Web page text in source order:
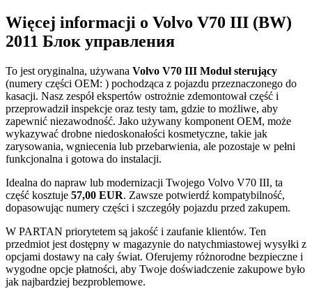
Więcej informacji o Volvo V70 III (BW)
2011 Блок управления
To jest oryginalna, używana Volvo V70 III Moduł sterujący
(numery części OEM: ) pochodząca z pojazdu przeznaczonego do
kasacji. Nasz zespół ekspertów ostrożnie zdemontował część i
przeprowadził inspekcje oraz testy tam, gdzie to możliwe, aby
zapewnić niezawodność. Jako używany komponent OEM, może
wykazywać drobne niedoskonałości kosmetyczne, takie jak
zarysowania, wgniecenia lub przebarwienia, ale pozostaje w pełni
funkcjonalna i gotowa do instalacji.
Idealna do napraw lub modernizacji Twojego Volvo V70 III, ta
część kosztuje 57,00 EUR. Zawsze potwierdź kompatybilność,
dopasowując numery części i szczegóły pojazdu przed zakupem.
W PARTAN priorytetem są jakość i zaufanie klientów. Ten
przedmiot jest dostępny w magazynie do natychmiastowej wysyłki z
opcjami dostawy na cały świat. Oferujemy różnorodne bezpieczne i
wygodne opcje płatności, aby Twoje doświadczenie zakupowe było
jak najbardziej bezproblemowe.